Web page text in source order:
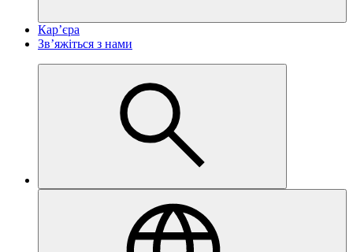
Кар’єра
Зв’яжіться з нами